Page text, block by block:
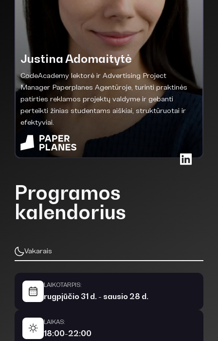
Justina Adomaitytė
CodeAcademy lektorė ir Advertising Project
Manager Paperplanes Agentūroje, turinti praktinės
patirties reklamos projektų valdyme ir gebanti
perteikti žinias studentams aiškiai, struktūruotai ir
efektyviai.
Programos
kalendorius
Vakarais
LAIKOTARPIS:
rugpjūčio 31 d. - sausio 28 d.
LAIKAS:
18:00-22:00